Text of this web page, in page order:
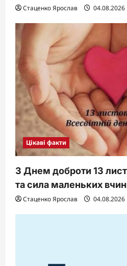
Стаценко Ярослав 04.08.2026
Цікаві факти
З Днем доброти 13
та сила маленьких
Стаценко Ярослав 04.08.2026